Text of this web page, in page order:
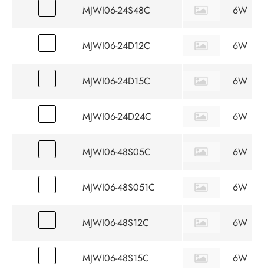
MJWI06-24S48C 6W
MJWI06-24D12C 6W
MJWI06-24D15C 6W
MJWI06-24D24C 6W
MJWI06-48S05C 6W
MJWI06-48S051C 6W
MJWI06-48S12C 6W
MJWI06-48S15C 6W